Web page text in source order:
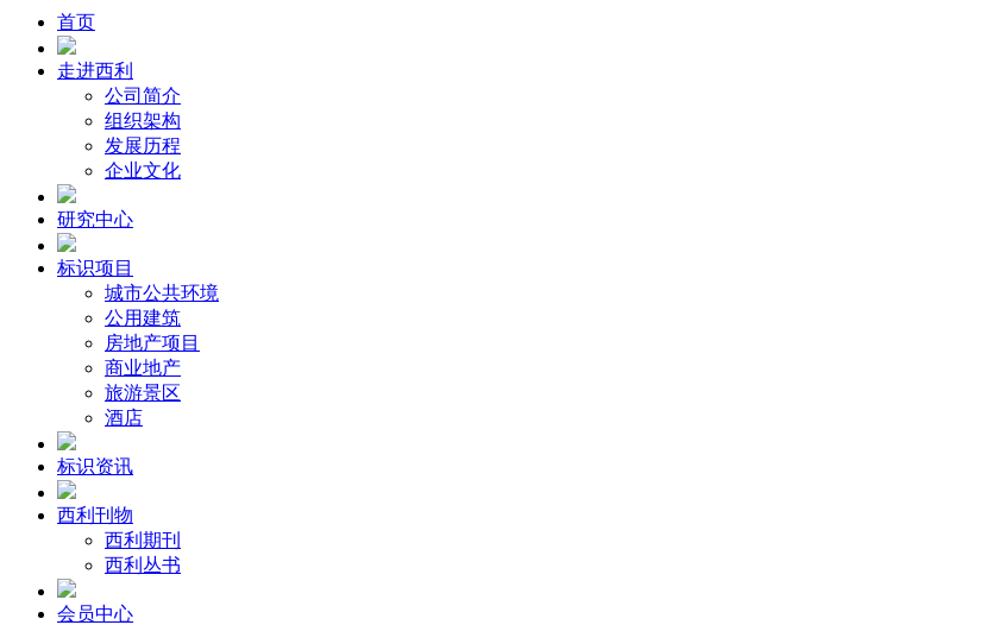
首页
走进西利
公司简介
组织架构
发展历程
企业文化
研究中心
标识项目
城市公共环境
公用建筑
房地产项目
商业地产
旅游景区
酒店
标识资讯
西利刊物
西利期刊
西利丛书
会员中心